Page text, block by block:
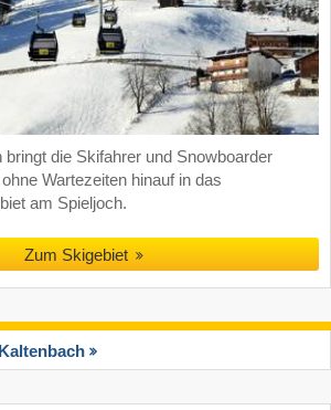
bringt die Skifahrer und Snowboarder
Wartezeiten hinauf in das
am Spieljoch.
Zum Skigebiet